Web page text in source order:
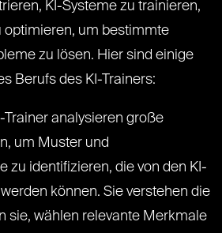
KI-Systeme zu trainieren,
optimieren, um bestimmte
zu lösen. Hier sind einige
Berufs des KI-Trainers:
Trainer analysieren große
um Muster und
zu identifizieren, die von den KI-
können. Sie verstehen die
sie, wählen relevante Merkmale